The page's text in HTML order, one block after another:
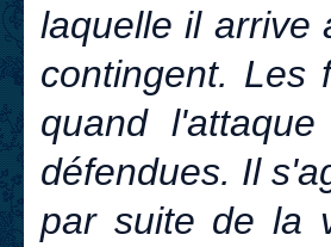
laquelle il arrive
contingent. Les
quand
défendues. Il
par suite de la